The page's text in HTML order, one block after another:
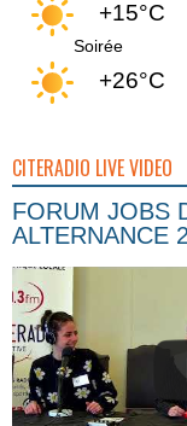
+15°C
Soirée
+26°C
CITERADIO LIVE VIDEO
FORUM JOBS
ALTERNANCE